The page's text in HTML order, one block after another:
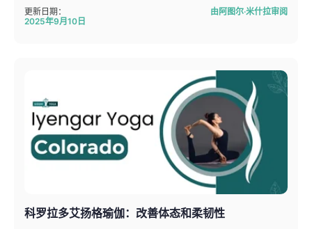
更新日期：
2025年9月10日
由阿图尔·米什拉审阅
科罗拉多艾扬格瑜伽：改善体态和柔韧性